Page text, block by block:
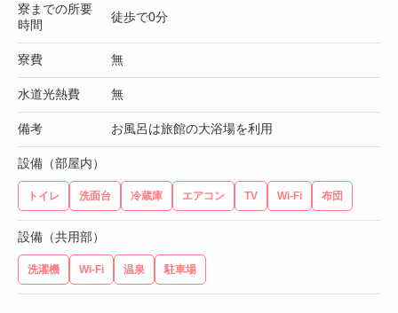
寮までの所要
時間
徒歩で0分
寮費 無
水道光熱費 無
備考 お風呂は旅館の大浴場を利用
設備（部屋内）
トイレ 洗面台 冷蔵庫 エアコン TV Wi-Fi 布団
設備（共用部）
洗濯機 Wi-Fi 温泉 駐車場